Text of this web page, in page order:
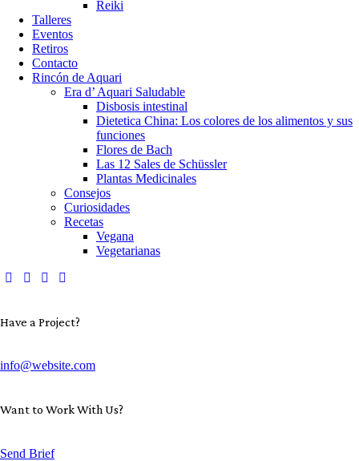
Reiki
Talleres
Eventos
Retiros
Contacto
Rincón de Aquari
Era d’ Aquari Saludable
Disbosis intestinal
Dietetica China: Los colores de los alimentos y sus
funciones
Flores de Bach
Las 12 Sales de Schüssler
Plantas Medicinales
Consejos
Curiosidades
Recetas
Vegana
Vegetarianas
Have a Project?
info@website.com
Want to Work With Us?
Send Brief